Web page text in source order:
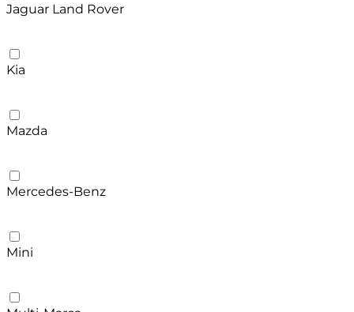
Jaguar Land Rover
Kia
Mazda
Mercedes-Benz
Mini